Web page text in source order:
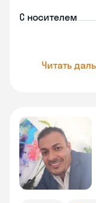
С носителем
Читать